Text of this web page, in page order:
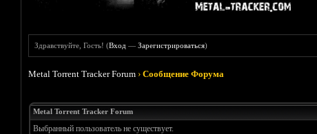
Здравствуйте, Гость! (Вход —Зарегистрироваться)
Metal Torrent Tracker Forum ›Сообщение Форума
Metal Torrent Tracker Forum
Выбранный пользователь не существует.